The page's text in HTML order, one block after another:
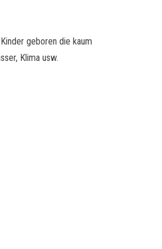
geboren die kaum
Klima usw.